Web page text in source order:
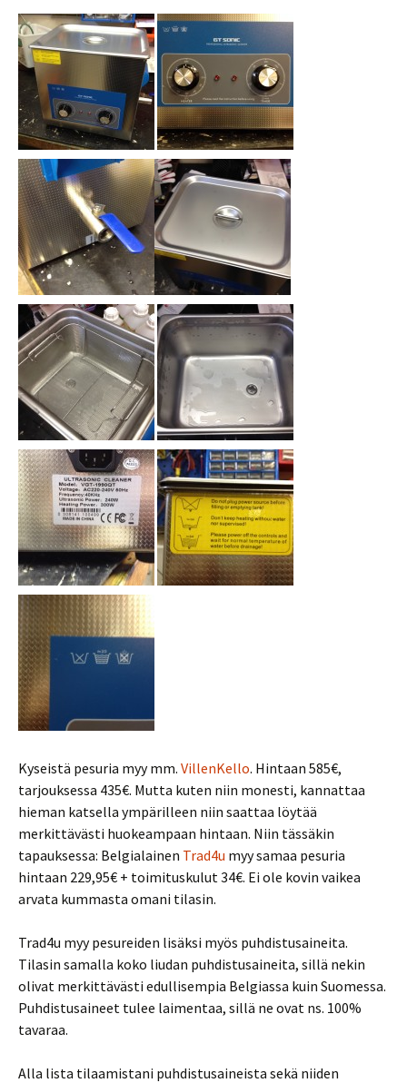
Kyseistä pesuria myy mm. VillenKello. Hintaan 585€,
tarjouksessa 435€. Mutta kuten niin monesti, kannattaa
hieman katsella ympärilleen niin saattaa löytää
merkittävästi huokeampaan hintaan. Niin tässäkin
tapauksessa: Belgialainen Trad4u myy samaa pesuria
hintaan 229,95€ + toimituskulut 34€. Ei ole kovin vaikea
arvata kummasta omani tilasin.
Trad4u myy pesureiden lisäksi myös puhdistusaineita.
Tilasin samalla koko liudan puhdistusaineita, sillä nekin
olivat merkittävästi edullisempia Belgiassa kuin Suomessa.
Puhdistusaineet tulee laimentaa, sillä ne ovat ns. 100%
tavaraa.
Alla lista tilaamistani puhdistusaineista sekä niiden